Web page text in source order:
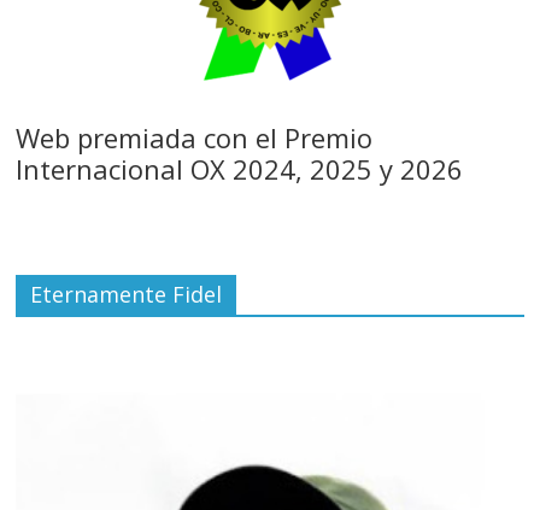
Web premiada con el Premio
Internacional OX 2024, 2025 y 2026
Eternamente Fidel